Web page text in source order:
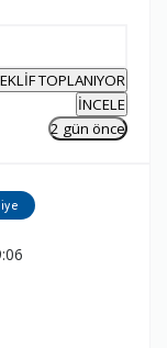
TOPLANIYOR
İNCELE
2 gün önce